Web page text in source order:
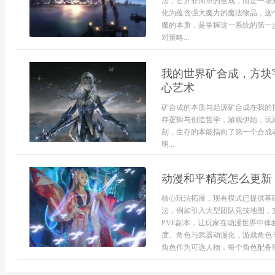
化为蕴含强大魔力的魔法物品，
魔的本质，是掌握这一系统的第
对策略...
我的世界矿合成，方
心艺术
矿合成的本质与起源矿合成在我
存逻辑与创造哲学，游戏伊始，
刻，生存的本能指向了第一个合
明...
动漫和平精英怎么更
核心玩法拓展，现有模式已提供
法，例如引入大型团队竞技地图
PVE副本，让玩家在动漫世界中
度。角色与武器动漫化，游戏角
角色作为可选人物，每个角色配